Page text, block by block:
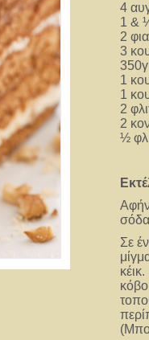
4
1 &
2
3
1
1
2
2
½
σόδα
Σε